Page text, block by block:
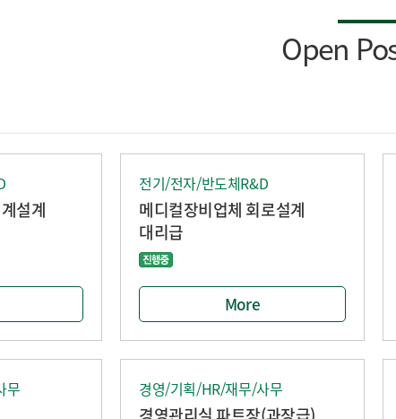
Open
설계
전기/전자/반도체R&D
메디컬장비업체 회로설계
대리급
More
무 경영/기획/HR/재무/사무